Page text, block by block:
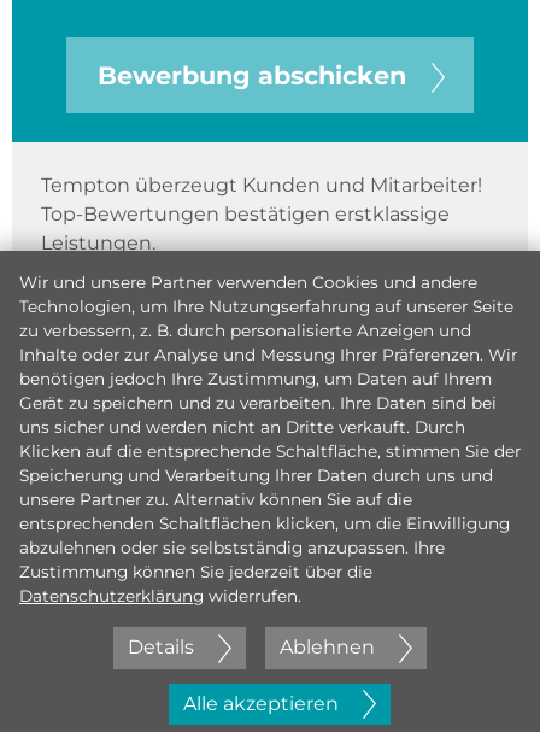
Bewerbung abschicken
Tempton überzeugt Kunden und Mitarbeiter!
Top-Bewertungen bestätigen erstklassige
Leistungen.
Jetzt initiativ bewerben
Wir und unsere Partner verwenden Cookies und andere
Technologien, um Ihre Nutzungserfahrung auf unserer Seite
zu verbessern, z. B. durch personalisierte Anzeigen und
Inhalte oder zur Analyse und Messung Ihrer Präferenzen. Wir
benötigen jedoch Ihre Zustimmung, um Daten auf Ihrem
Gerät zu speichern und zu verarbeiten. Ihre Daten sind bei
uns sicher und werden nicht an Dritte verkauft. Durch
Klicken auf die entsprechende Schaltfläche, stimmen Sie der
Speicherung und Verarbeitung Ihrer Daten durch uns und
unsere Partner zu. Alternativ können Sie auf die
entsprechenden Schaltflächen klicken, um die Einwilligung
abzulehnen oder sie selbstständig anzupassen. Ihre
Zustimmung können Sie jederzeit über die
Datenschutzerklärung widerrufen.
Details Ablehnen
Alle akzeptieren